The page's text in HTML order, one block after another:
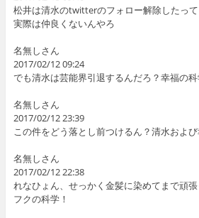
松井は清水のtwitterのフォロー解除したっ
実際は仲良くないんやろ
名無しさん
2017/02/12 09:24
でも清水は芸能界引退するんだろ？幸福の科
名無しさん
2017/02/12 23:39
この件をどう落とし前つけるん？清水および
名無しさん
2017/02/12 22:38
れなひょん、せっかく金髪に染めてまで頑
フクの科学！